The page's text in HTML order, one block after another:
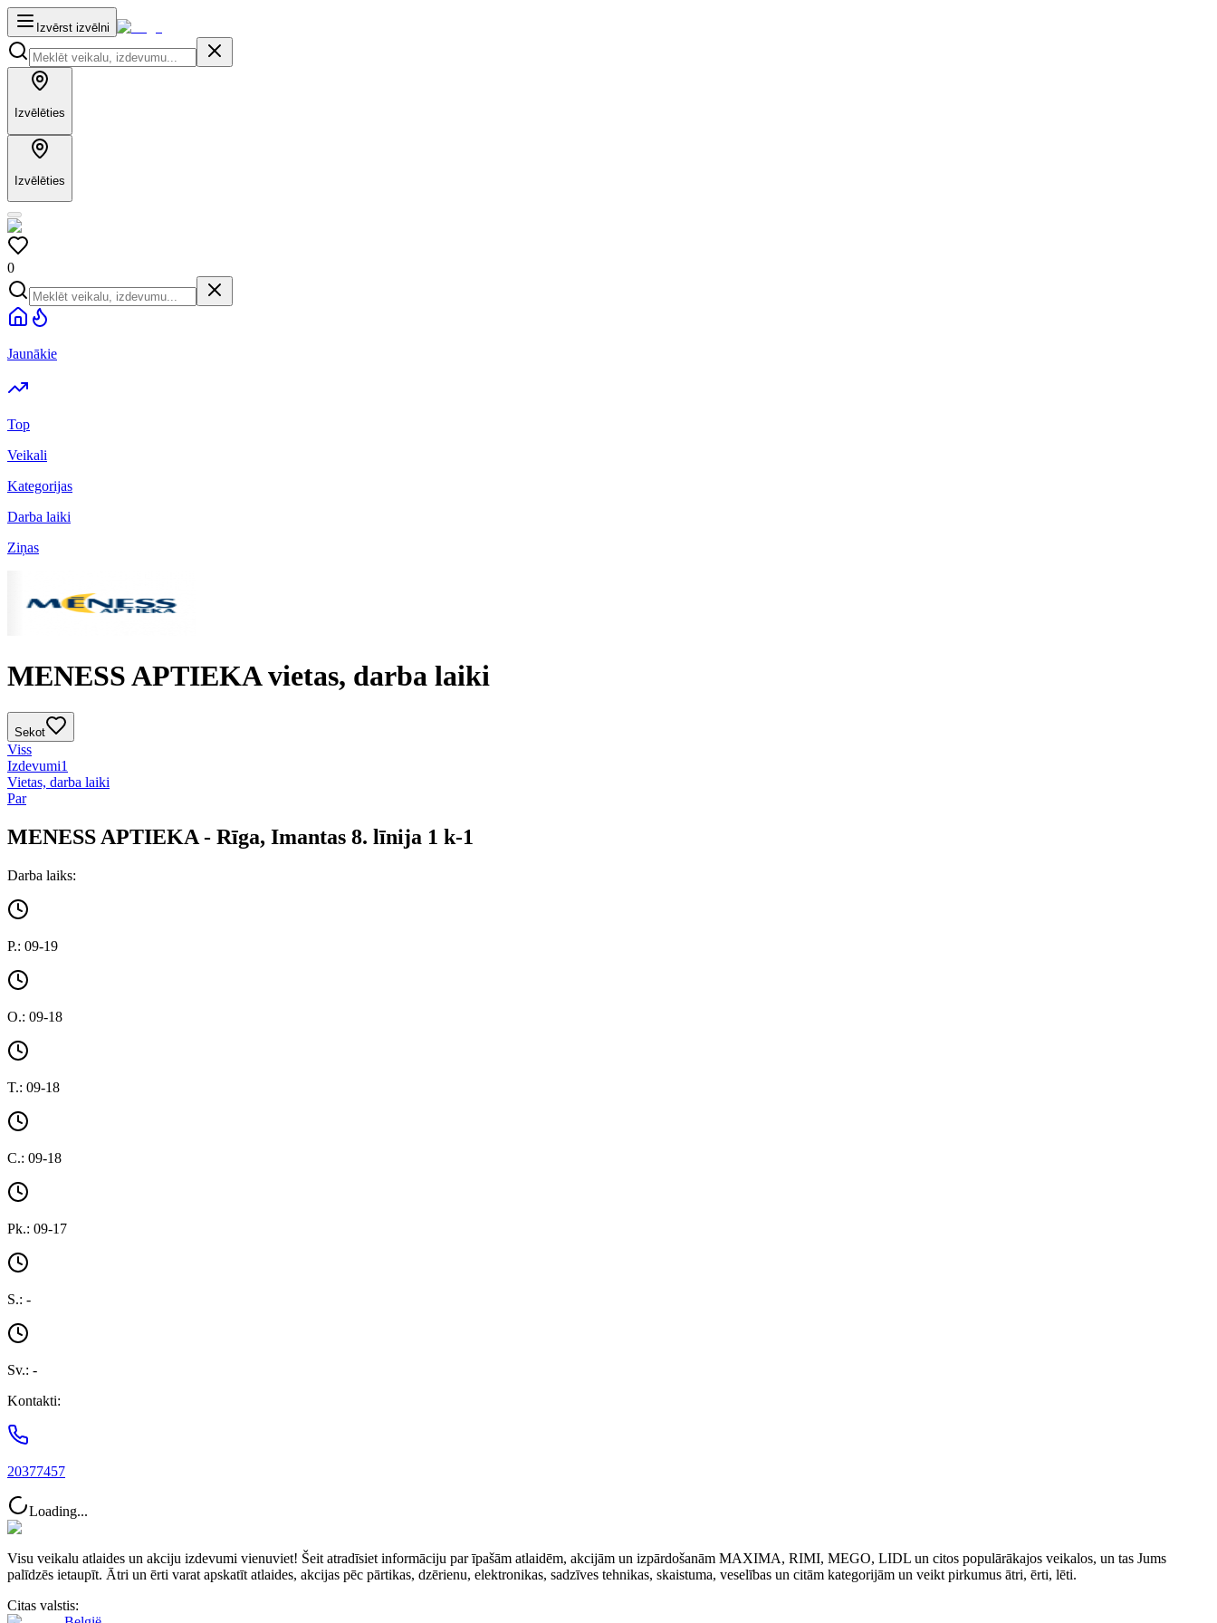
Izvērst izvēlni
Izvēlēties
Izvēlēties
0
Jaunākie
Top
Veikali
Kategorijas
Darba laiki
Ziņas
MENESS APTIEKA vietas, darba laiki
Sekot
Viss
Izdevumi1
Vietas, darba laiki
Par
MENESS APTIEKA - Rīga, Imantas 8. līnija 1 k-1
Darba laiks:
P.: 09-19
O.: 09-18
T.: 09-18
C.: 09-18
Pk.: 09-17
S.: -
Sv.: -
Kontakti:
20377457
Loading...
Visu veikalu atlaides un akciju izdevumi vienuviet! Šeit atradīsiet informāciju par īpašām atlaidēm, akcijām un izpārdošanām MAXIMA, RIMI, MEGO, LIDL un citos populārākajos veikalos, un tas Jums
palīdzēs ietaupīt. Ātri un ērti varat apskatīt atlaides, akcijas pēc pārtikas, dzērienu, elektronikas, sadzīves tehnikas, skaistuma, veselības un citām kategorijām un veikt pirkumus ātri, ērti, lēti.
Citas valstis: